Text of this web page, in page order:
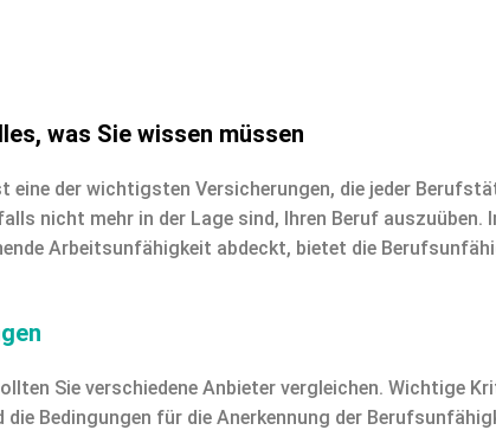
was Sie wissen müssen
der wichtigsten Versicherungen, die jeder
nicht mehr in der Lage sind, Ihren Beruf auszuüben.
Arbeitsunfähigkeit abdeckt, bietet die
Sie verschiedene Anbieter vergleichen. Wichtige
Bedingungen für die Anerkennung der